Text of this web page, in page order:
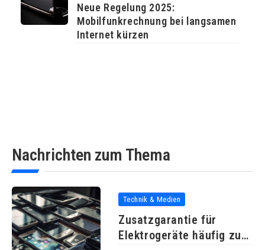
Neue Regelung 2025:
Mobilfunkrechnung bei langsamen
Internet kürzen
Nachrichten zum Thema
Technik & Medien
Zusatzgarantie für
Elektrogeräte häufig zu